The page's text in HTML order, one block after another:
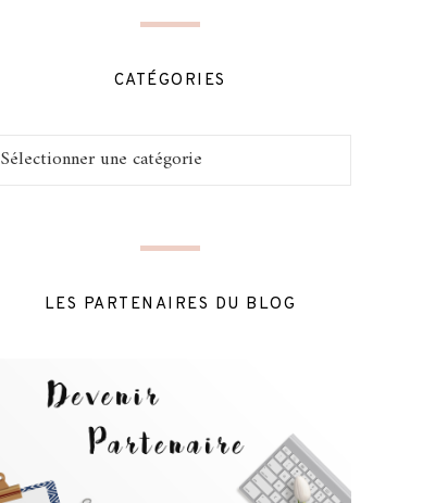
CATÉGORIES
Catégories
LES PARTENAIRES DU BLOG